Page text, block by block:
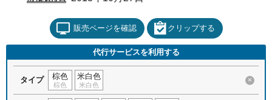
販売ページを確認 クリップする
代行サービスを利用する
タイプ 棕色
棕色
米白色
米白色
×